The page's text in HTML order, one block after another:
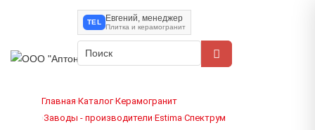
TEL Евгений, менеджер
Плитка и керамогранит
Главная›Каталог›Керамогранит
›Заводы - производители›Estima›Спектрум